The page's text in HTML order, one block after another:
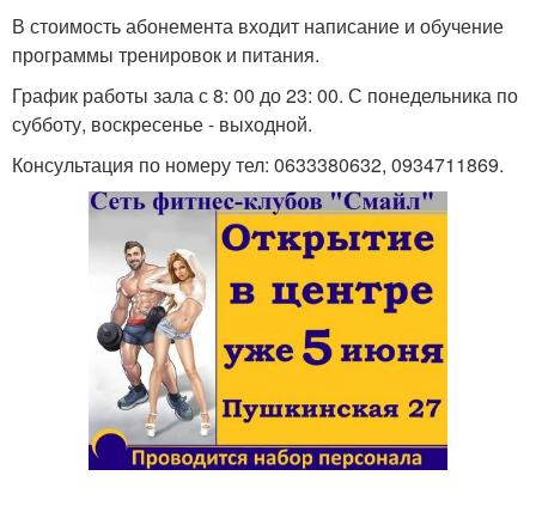
В стоимость абонемента входит написание и обучение
программы тренировок и питания.
График работы зала с 8: 00 до 23: 00. С понедельника по
субботу, воскресенье - выходной.
Консультация по номеру тел: 0633380632, 0934711869.